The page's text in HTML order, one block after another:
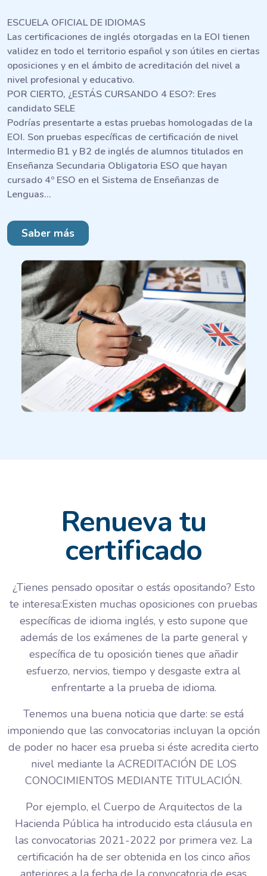
ESCUELA OFICIAL DE IDIOMAS
Las certificaciones de inglés otorgadas en la EOI tienen
validez en todo el territorio español y son útiles en ciertas
oposiciones y en el ámbito de acreditación del nivel a
nivel profesional y educativo.
POR CIERTO, ¿ESTÁS CURSANDO 4 ESO?: Eres
candidato SELE
Podrías presentarte a estas pruebas homologadas de la
EOI. Son pruebas específicas de certificación de nivel
Intermedio B1 y B2 de inglés de alumnos titulados en
Enseñanza Secundaria Obligatoria ESO que hayan
cursado 4º ESO en el Sistema de Enseñanzas de
Lenguas…
Saber más
Renueva tu
certificado
¿Tienes pensado opositar o estás opositando? Esto
te interesa:Existen muchas oposiciones con pruebas
específicas de idioma inglés, y esto supone que
además de los exámenes de la parte general y
específica de tu oposición tienes que añadir
esfuerzo, nervios, tiempo y desgaste extra al
enfrentarte a la prueba de idioma.
Tenemos una buena noticia que darte: se está
imponiendo que las convocatorias incluyan la opción
de poder no hacer esa prueba si éste acredita cierto
nivel mediante la ACREDITACIÓN DE LOS
CONOCIMIENTOS MEDIANTE TITULACIÓN.
Por ejemplo, el Cuerpo de Arquitectos de la
Hacienda Pública ha introducido esta cláusula en
las convocatorias 2021-2022 por primera vez. La
certificación ha de ser obtenida en los cinco años